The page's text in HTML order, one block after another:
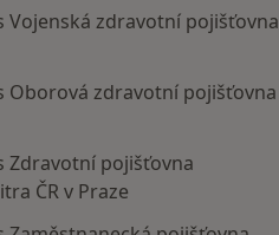
Vojenská zdravotní pojišťovna
Oborová zdravotní pojišťovna
Zdravotní pojišťovna
ČR v Praze